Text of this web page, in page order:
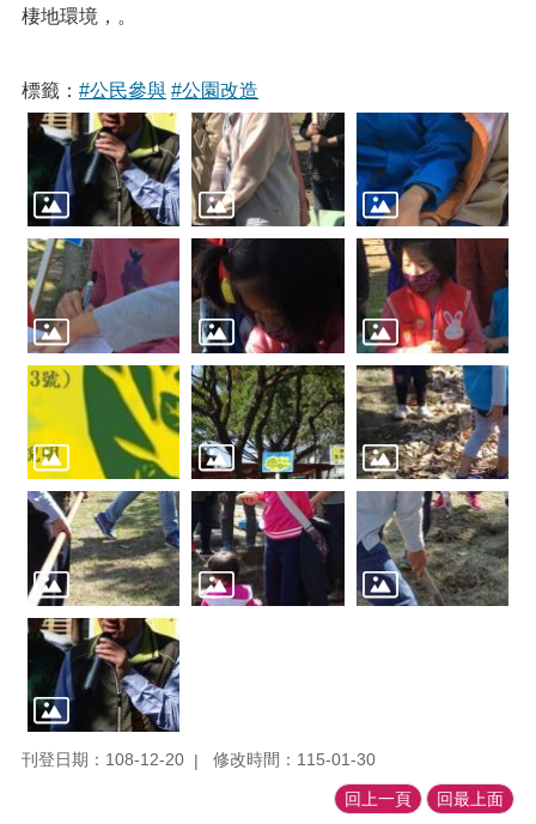
棲地環境，。
標籤： #公民參與 #公園改造
刊登日期：108-12-20 修改時間：115-01-30
回上一頁 回最上面